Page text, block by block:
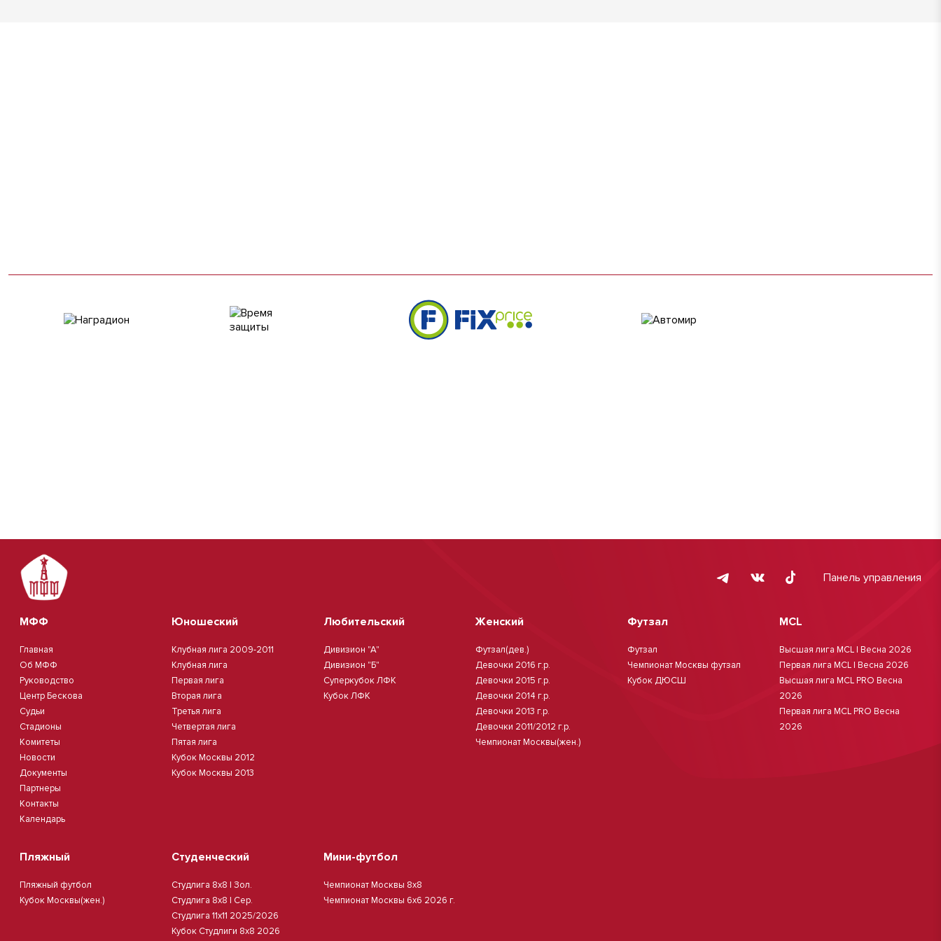
Панель управления
МФФ
Главная
Об МФФ
Руководство
Центр Бескова
Судьи
Стадионы
Комитеты
Новости
Документы
Партнеры
Контакты
Календарь
Юношеский
Клубная лига 2009-2011
Клубная лига
Первая лига
Вторая лига
Третья лига
Четвертая лига
Пятая лига
Кубок Москвы 2012
Кубок Москвы 2013
Любительский
Дивизион "А"
Дивизион "Б"
Суперкубок ЛФК
Кубок ЛФК
Женский
Футзал(дев.)
Девочки 2016 г.р.
Девочки 2015 г.р.
Девочки 2014 г.р.
Девочки 2013 г.р.
Девочки 2011/2012 г.р.
Чемпионат Москвы(жен.)
Футзал
Футзал
Чемпионат Москвы футзал
Кубок ДЮСШ
MCL
Высшая лига MCL | Весна 2026
Первая лига MCL | Весна 2026
Высшая лига MCL PRO Весна
2026
Первая лига MCL PRO Весна
2026
Пляжный
Пляжный футбол
Кубок Москвы(жен.)
Студенческий
Студлига 8х8 | Зол.
Студлига 8х8 | Сер.
Студлига 11х11 2025/2026
Кубок Студлиги 8х8 2026
Мини-футбол
Чемпионат Москвы 8х8
Чемпионат Москвы 6х6 2026 г.